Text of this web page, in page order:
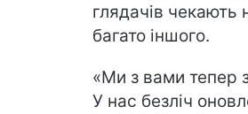
глядачів чекають
багато іншого.
«Ми з вами тепер
У нас безліч